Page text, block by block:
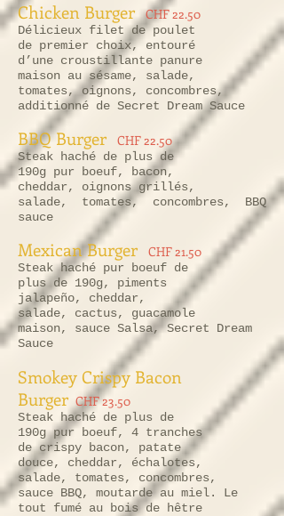
Chicken Burger CHF 22.50
Délicieux filet de poulet
de premier choix, entouré
d’une croustillante panure
maison au sésame, salade,
tomates, oignons, concombres,
additionné de Secret Dream Sauce
BBQ Burger CHF 22.50
Steak haché de plus de
190g pur boeuf, bacon,
cheddar, oignons grillés,
salade, tomates, concombres, BBQ
sauce
Mexican Burger CHF 21.50
Steak haché pur boeuf de
plus de 190g, piments
jalapeño, cheddar,
salade, cactus, guacamole
maison, sauce Salsa, Secret Dream
Sauce
Smokey Crispy Bacon
Burger CHF 23.50
Steak haché de plus de
190g pur boeuf, 4 tranches
de crispy bacon, patate
douce, cheddar, échalotes,
salade, tomates, concombres,
sauce BBQ, moutarde au miel. Le
tout fumé au bois de hêtre